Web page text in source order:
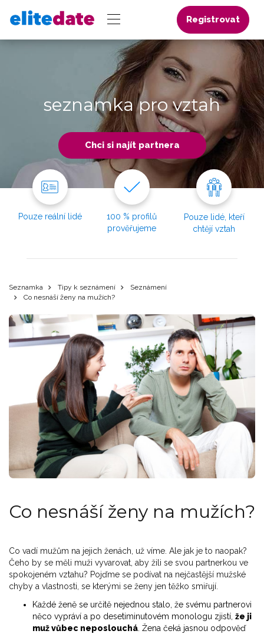
Registrovat
seznamka pro vztah
Chci si najít partnera
Pouze reální lidé
100 % profilů
prověřujeme
Pouze lidé, kteří
chtějí vztah
Seznamka Tipy k seznámení
Seznámení
Co nesnáší ženy na mužích?
Co nesnáší ženy na mužích?
Co vadí mužům na jejich ženách, už víme. Ale jak je to naopak?
Čeho by se měli muži vyvarovat, aby žili se svou partnerkou ve
spokojeném vztahu? Pojďme se podívat na nejčastější mužské
chyby a vlastnosti, se kterými se ženy jen těžko smiřují.
Každé ženě se určitě nejednou stalo, že svému partnerovi
něco vypráví a po desetiminutovém monologu zjistí, že ji
muž vůbec neposlouchá. Žena čeká jasnou odpověď